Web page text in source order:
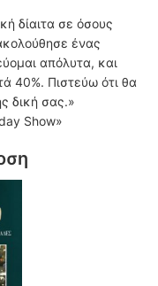
δίαιτα σε όσους
ένας
απόλυτα, και
40%. Πιστεύω ότι θα
δική σας.»
Show»